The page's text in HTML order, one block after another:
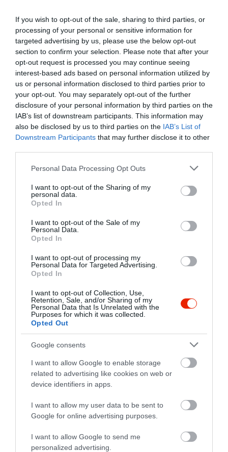
If you wish to opt-out of the sale, sharing to third parties, or
processing of your personal or sensitive information for
targeted advertising by us, please use the below opt-out
section to confirm your selection. Please note that after your
opt-out request is processed you may continue seeing
interest-based ads based on personal information utilized by
us or personal information disclosed to third parties prior to
your opt-out. You may separately opt-out of the further
disclosure of your personal information by third parties on the
IAB’s list of downstream participants. This information may
also be disclosed by us to third parties on the IAB’s List of
Downstream Participants that may further disclose it to other
Please note that this website/app uses one or more Google
not limited to your visit or usage behaviour. You may click to
grant or deny consent to Google and its third-party tags to
use your data for below specified purposes in below Google
consent section.
Personal Data Processing Opt Outs
I want to opt-out of the Sharing of my
personal data.
Opted In
I want to opt-out of the Sale of my
Personal Data.
Opted In
I want to opt-out of processing my
Personal Data for Targeted Advertising.
Opted In
I want to opt-out of Collection, Use,
Retention, Sale, and/or Sharing of my
Personal Data that Is Unrelated with the
Purposes for which it was collected.
Opted Out
Google consents
I want to allow Google to enable storage
related to advertising like cookies on web or
device identifiers in apps.
I want to allow my user data to be sent to
Google for online advertising purposes.
I want to allow Google to send me
personalized advertising.
történhetnek módosítások –írjaaThe
Guardian.
Céline Imart , a módosítást benyújtó francia
európai parlamenti képviselő szerint a
megállapodás „vitathatatlan siker” a
szarvasmarha-tenyésztők számára. Úgy véli, ez
elismeri a gazdálkodók munkájának értékét, és
megvédi termékeiket az igazságtalan versenytől.
Anna Strolenberg, holland EP-képviselő viszont
úgy látja, hogy a gazdálkodók így hátrányba
kerülhetnek, és a törvénynek többet kellett
volna tenni az alkupozíciójuk erősítéséért. Az
Európai Fogyasztói Központ
sajnálatosnak nevezte bizonyos elnevezések
betiltását.Agustín Reyna
főigazgatója
szeretnének étkezni, és ehhez praktikus,
elérhető alternatívákra van szükségük. A tiltás
szerinte egyrészt felesleges, másrészt pedig
zavart okoz.
Képek forrása:Unsplash